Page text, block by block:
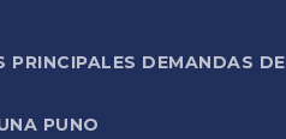
PRINCIPALES DEMANDAS
PUNO